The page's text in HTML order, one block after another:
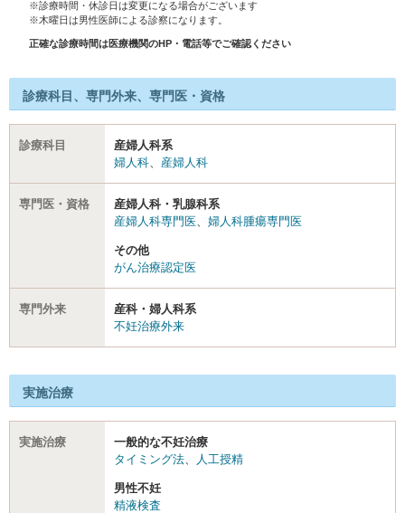
※診療時間・休診日は変更になる場合がございます
※木曜日は男性医師による診察になります。
正確な診療時間は医療機関のHP・電話等でご確認ください
診療科目、専門外来、専門医・資格
診療科目
産婦人科系
婦人科
産婦人科
専門医・資格
産婦人科・乳腺科系
産婦人科専門医
婦人科腫瘍専門医
その他
がん治療認定医
専門外来
産科・婦人科系
不妊治療外来
実施治療
実施治療
一般的な不妊治療
タイミング法
人工授精
男性不妊
精液検査